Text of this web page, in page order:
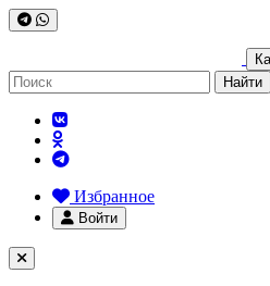
Найти
Избранное
Войти